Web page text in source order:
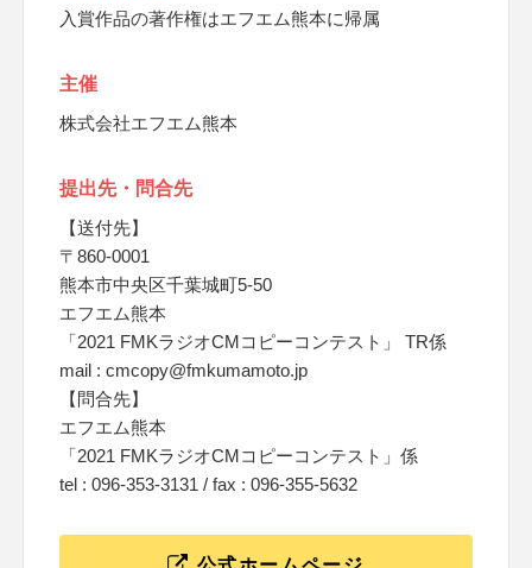
入賞作品の著作権はエフエム熊本に帰属
主催
株式会社エフエム熊本
提出先・問合先
【送付先】
〒860-0001
熊本市中央区千葉城町5-50
エフエム熊本
「2021 FMKラジオCMコピーコンテスト」 TR係
mail : cmcopy@fmkumamoto.jp
【問合先】
エフエム熊本
「2021 FMKラジオCMコピーコンテスト」係
tel : 096-353-3131 / fax : 096-355-5632